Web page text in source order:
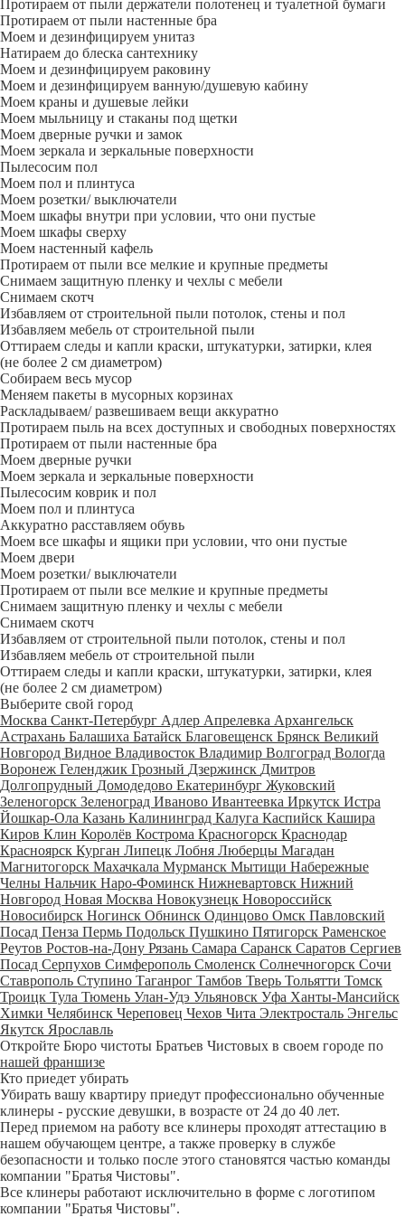
Протираем от пыли держатели полотенец и туалетной бумаги
Протираем от пыли настенные бра
Моем и дезинфицируем унитаз
Натираем до блеска сантехнику
Моем и дезинфицируем раковину
Моем и дезинфицируем ванную/душевую кабину
Моем краны и душевые лейки
Моем мыльницу и стаканы под щетки
Моем дверные ручки и замок
Моем зеркала и зеркальные поверхности
Пылесосим пол
Моем пол и плинтуса
Моем розетки/ выключатели
Моем шкафы внутри при условии, что они пустые
Моем шкафы сверху
Моем настенный кафель
Протираем от пыли все мелкие и крупные предметы
Снимаем защитную пленку и чехлы с мебели
Снимаем скотч
Избавляем от строительной пыли потолок, стены и пол
Избавляем мебель от строительной пыли
Оттираем следы и капли краски, штукатурки, затирки, клея
(не более 2 см диаметром)
Собираем весь мусор
Меняем пакеты в мусорных корзинах
Раскладываем/ развешиваем вещи аккуратно
Протираем пыль на всех доступных и свободных поверхностях
Протираем от пыли настенные бра
Моем дверные ручки
Моем зеркала и зеркальные поверхности
Пылесосим коврик и пол
Моем пол и плинтуса
Аккуратно расставляем обувь
Моем все шкафы и ящики при условии, что они пустые
Моем двери
Моем розетки/ выключатели
Протираем от пыли все мелкие и крупные предметы
Снимаем защитную пленку и чехлы с мебели
Снимаем скотч
Избавляем от строительной пыли потолок, стены и пол
Избавляем мебель от строительной пыли
Оттираем следы и капли краски, штукатурки, затирки, клея
(не более 2 см диаметром)
Выберите свой город
Москва Санкт-Петербург Адлер Апрелевка Архангельск
Астрахань Балашиха Батайск Благовещенск Брянск Великий
Новгород Видное Владивосток Владимир Волгоград Вологда
Воронеж Геленджик Грозный Дзержинск Дмитров
Долгопрудный Домодедово Екатеринбург Жуковский
Зеленогорск Зеленоград Иваново Ивантеевка Иркутск Истра
Йошкар-Ола Казань Калининград Калуга Каспийск Кашира
Киров Клин Королёв Кострома Красногорск Краснодар
Красноярск Курган Липецк Лобня Люберцы Магадан
Магнитогорск Махачкала Мурманск Мытищи Набережные
Челны Нальчик Наро-Фоминск Нижневартовск Нижний
Новгород Новая Москва Новокузнецк Новороссийск
Новосибирск Ногинск Обнинск Одинцово Омск Павловский
Посад Пенза Пермь Подольск Пушкино Пятигорск Раменское
Реутов Ростов-на-Дону Рязань Самара Саранск Саратов Сергиев
Посад Серпухов Симферополь Смоленск Солнечногорск Сочи
Ставрополь Ступино Таганрог Тамбов Тверь Тольятти Томск
Троицк Тула Тюмень Улан-Удэ Ульяновск Уфа Ханты-Мансийск
Химки Челябинск Череповец Чехов Чита Электросталь Энгельс
Якутск Ярославль
Откройте Бюро чистоты Братьев Чистовых в своем городе по
нашей франшизе
Кто приедет убирать
Убирать вашу квартиру приедут профессионально обученные
клинеры - русские девушки, в возрасте от 24 до 40 лет.
Перед приемом на работу все клинеры проходят аттестацию в
нашем обучающем центре, а также проверку в службе
безопасности и только после этого становятся частью команды
компании "Братья Чистовы".
Все клинеры работают исключительно в форме с логотипом
компании "Братья Чистовы".